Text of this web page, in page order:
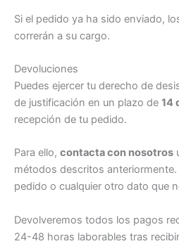
Si el pedido ya ha sido enviado,
correrán a su cargo.
Devoluciones
Puedes ejercer tu derecho de
de justificación en un plazo de 14
recepción de tu pedido.
Para ello, contacta con nosotros
métodos descritos
pedido o cualquier otro dato que
Devolveremos todos los pagos
24-48 horas laborables tras